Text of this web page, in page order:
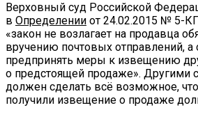
Верховный суд Российской
в Определении от 24.02.2015 № 5-
«закон не возлагает на продавца
вручению почтовых отправлений,
предпринять меры к извещению
о предстоящей продаже». Другими
должен сделать всё возможное,
получили извещение о продаже